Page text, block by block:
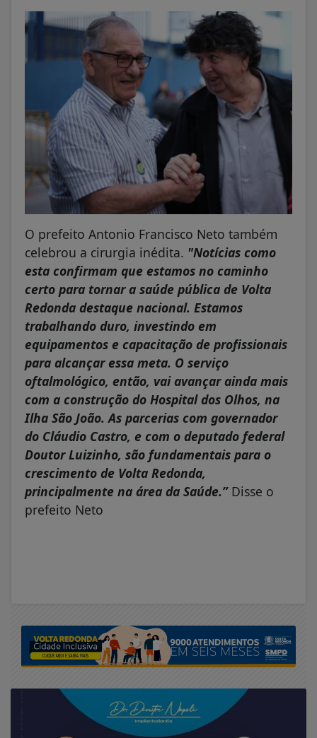
O prefeito Antonio Francisco Neto também
celebrou a cirurgia inédita. "Notícias como
esta confirmam que estamos no caminho
certo para tornar a saúde pública de Volta
Redonda destaque nacional. Estamos
trabalhando duro, investindo em
equipamentos e capacitação de profissionais
para alcançar essa meta. O serviço
oftalmológico, então, vai avançar ainda mais
com a construção do Hospital dos Olhos, na
Ilha São João. As parcerias com governador
do Cláudio Castro, e com o deputado federal
Doutor Luizinho, são fundamentais para o
crescimento de Volta Redonda,
principalmente na área da Saúde.”Disse o
prefeito Neto